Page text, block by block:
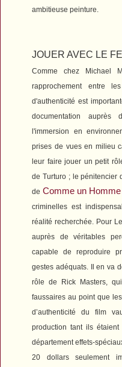
ambitieuse peinture.
JOUER AVEC LE
Comme chez Michael
rapprochement entre
d'authenticité est
documentation
l'immersion en
prises de vues en milieu
leur faire jouer un petit
de Turturo ; le pénitencier
de Comme un
criminelles est
réalité recherchée. Pour
auprès de véritables
capable de reproduire
gestes adéquats. Il en va
rôle de Rick Masters,
faussaires au point que
d’authenticité du film
production tant ils
département effets-
20 dollars seulement